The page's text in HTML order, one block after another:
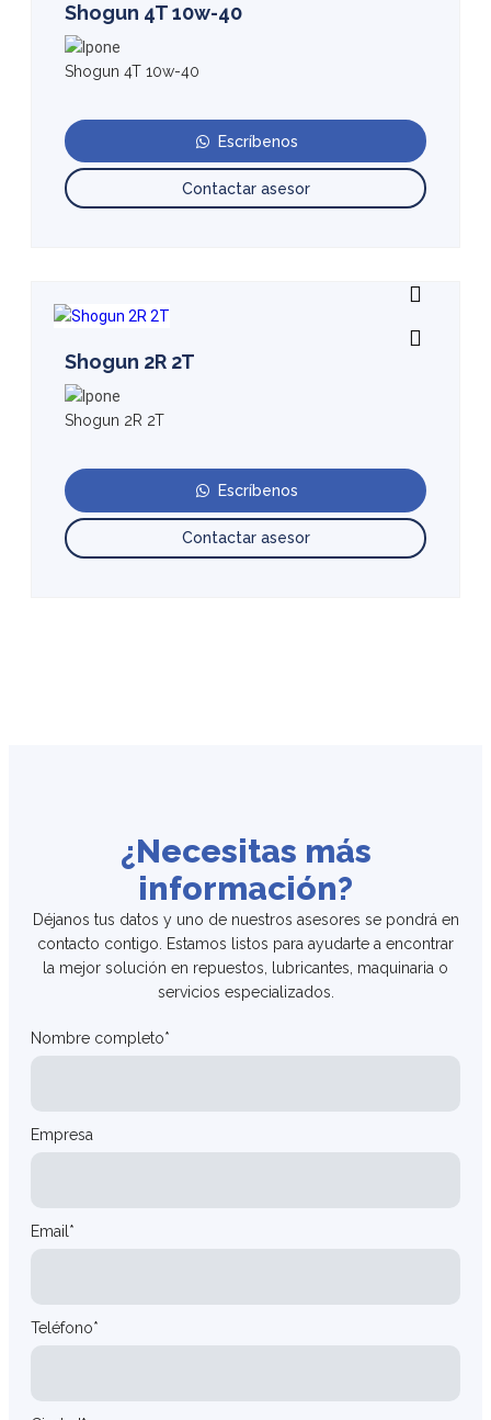
Shogun 4T 10w-40
Shogun 4T 10w-40
Escríbenos
Contactar asesor
Shogun 2R 2T
Shogun 2R 2T
Escríbenos
Contactar asesor
¿Necesitas más
información?
Déjanos tus datos y uno de nuestros asesores se pondrá en
contacto contigo. Estamos listos para ayudarte a encontrar
la mejor solución en repuestos, lubricantes, maquinaria o
servicios especializados.
Nombre completo*
Empresa
Email*
Teléfono*